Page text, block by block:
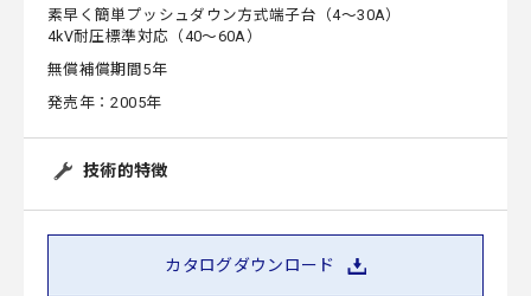
素早く簡単プッシュダウン方式端子台（4～30A）
4kV耐圧標準対応（40～60A）
無償補償期間5年
発売年：2005年
技術的特徴
カタログダウンロード